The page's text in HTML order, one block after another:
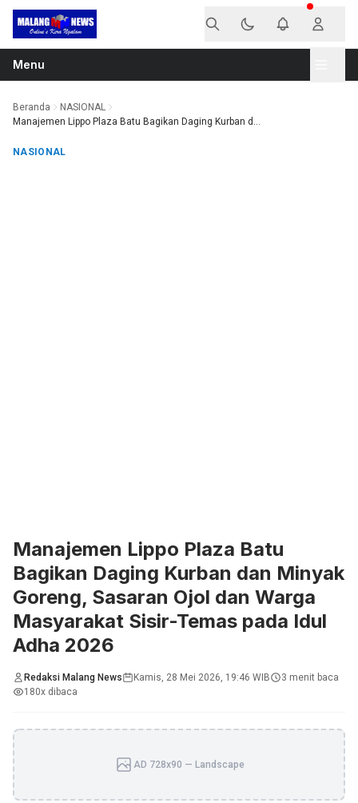
Langsung ke konten
Menu
Beranda
NASIONAL
Manajemen Lippo Plaza Batu Bagikan Daging Kurban d...
NASIONAL
Manajemen Lippo Plaza Batu
Bagikan Daging Kurban dan Minyak
Goreng, Sasaran Ojol dan Warga
Masyarakat Sisir-Temas pada Idul
Adha 2026
Redaksi Malang News Kamis, 28 Mei 2026, 19:46 WIB
3 menit baca
180x dibaca
AD 728x90 — Landscape